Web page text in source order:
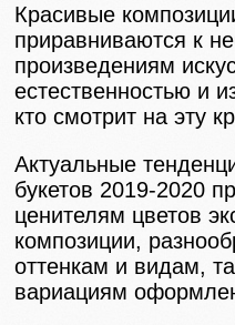
Красивые
приравниваются к
произведениям
естественностью и
кто смотрит на эту
Актуальные
букетов 2019-2020
ценителям цветов
композиции,
оттенкам и видам,
вариациям